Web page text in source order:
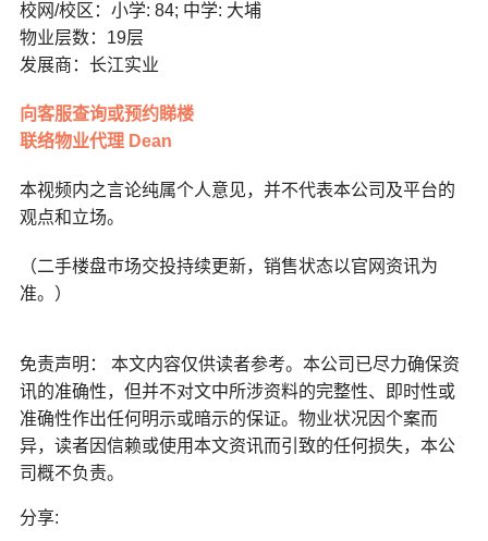
校网/校区：小学: 84; 中学: 大埔
物业层数：19层
发展商：长江实业
向客服查询或预约睇楼
联络物业代理 Dean
本视频内之言论纯属个人意见，并不代表本公司及平台的
观点和立场。
（二手楼盘巿场交投持续更新，销售状态以官网资讯为
准。）
免责声明： 本文内容仅供读者参考。本公司已尽力确保资
讯的准确性，但并不对文中所涉资料的完整性、即时性或
准确性作出任何明示或暗示的保证。物业状况因个案而
异，读者因信赖或使用本文资讯而引致的任何损失，本公
司概不负责。
分享: